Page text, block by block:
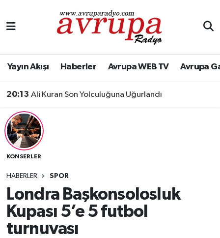
Yayın Akışı Haberler Avrupa WEB TV Avrupa
20:13 Ali Kuran Son Yolculuğuna Uğurlandı
KONSERLER
HABERLER SPOR
Londra Başkonsolosluk
Kupası 5’e 5 futbol
turnuvası
Yayın Akışı
Haberler
Avrupa Gazete
Konserler
Genel
Spor
Nöbetçi Eczaneler
Hava Durumu
Trafik Durumu
Süper Lig Puan Durumu ve Fikstür
Son Dakika Haberleri
Haber Arşivi